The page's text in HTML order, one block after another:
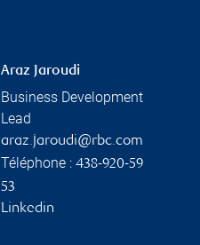
Araz Jaroudi
Business Development
Lead
araz.jaroudi@rbc.com
Téléphone : 438-920-59
53
Linkedin